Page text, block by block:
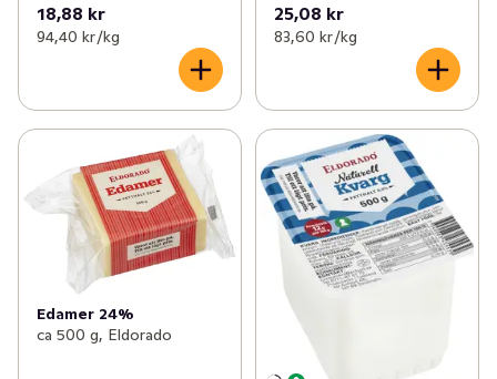
18,88 kr
94,40 kr /kg
25,08 kr
83,60 kr /kg
Edamer 24%
ca 500 g, Eldorado